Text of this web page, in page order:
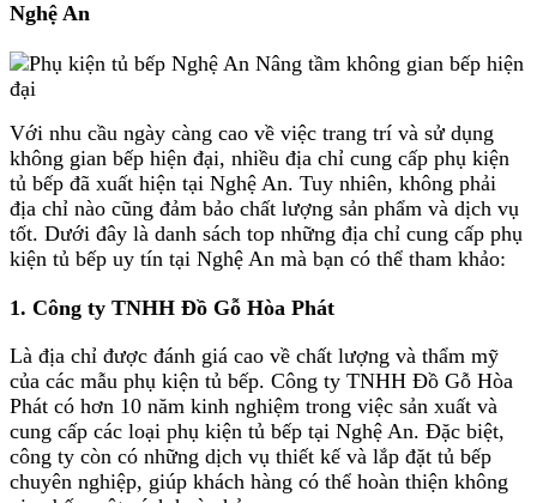
Nghệ An
Với nhu cầu ngày càng cao về việc trang trí và sử dụng
không gian bếp hiện đại, nhiều địa chỉ cung cấp phụ kiện
tủ bếp đã xuất hiện tại Nghệ An. Tuy nhiên, không phải
địa chỉ nào cũng đảm bảo chất lượng sản phẩm và dịch vụ
tốt. Dưới đây là danh sách top những địa chỉ cung cấp phụ
kiện tủ bếp uy tín tại Nghệ An mà bạn có thể tham khảo:
1. Công ty TNHH Đồ Gỗ Hòa Phát
Là địa chỉ được đánh giá cao về chất lượng và thẩm mỹ
của các mẫu phụ kiện tủ bếp. Công ty TNHH Đồ Gỗ Hòa
Phát có hơn 10 năm kinh nghiệm trong việc sản xuất và
cung cấp các loại phụ kiện tủ bếp tại Nghệ An. Đặc biệt,
công ty còn có những dịch vụ thiết kế và lắp đặt tủ bếp
chuyên nghiệp, giúp khách hàng có thể hoàn thiện không